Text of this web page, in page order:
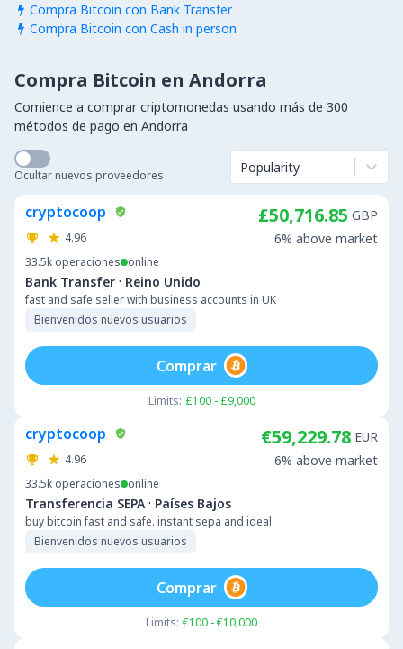
 Compra Bitcoin con Bank Transfer
 Compra Bitcoin con Cash in person
Compra Bitcoin en Andorra
Comience a comprar criptomonedas usando más de 300
métodos de pago en Andorra
Ocultar nuevos proveedores Popularity
cryptocoop
4.96
33.5k operaciones online
Bank Transfer · Reino Unido
fast and safe seller with business accounts in UK
Bienvenidos nuevos usuarios
£50,716.85 GBP
6% above market
Limits: £100 - £9,000
Comprar
cryptocoop
4.96
33.5k operaciones online
Transferencia SEPA · Países Bajos
buy bitcoin fast and safe. instant sepa and ideal
Bienvenidos nuevos usuarios
€59,229.78 EUR
6% above market
Limits: €100 - €10,000
Comprar